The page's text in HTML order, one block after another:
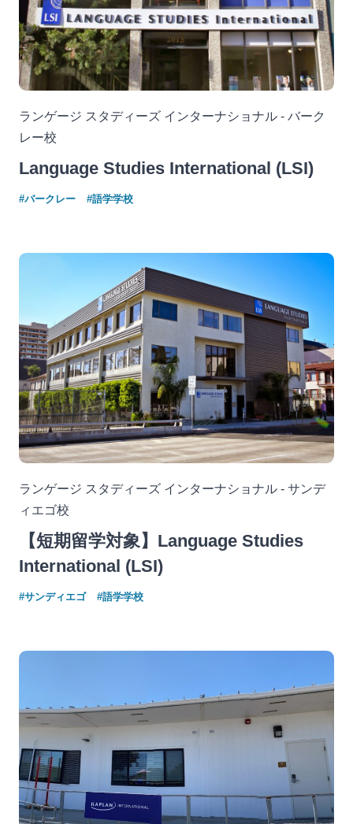
ランゲージ スタディーズ インターナショナル - バーク
レー校
Language Studies International (LSI)
#バークレー #語学学校
ランゲージ スタディーズ インターナショナル - サンデ
ィエゴ校
【短期留学対象】Language Studies
International (LSI)
#サンディエゴ #語学学校